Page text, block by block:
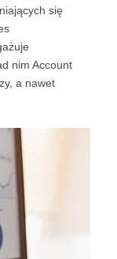
się
nim Account
a nawet